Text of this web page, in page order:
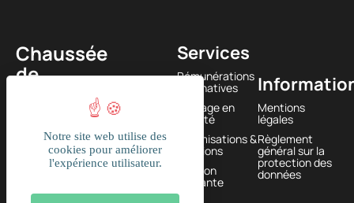
Chaussée
de
1380
Lasne,
BELGIQUE
Mentions
légales
Règlement
général sur la
protection des
données
Services
Rémunérations
alternatives
Passage en
société
Optimisations &
solutions
Gestion
courante
Newsletter
Notre site web utilise des
cookies pour améliorer
l'expérience utilisateur.